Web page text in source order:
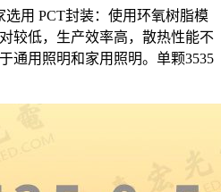
选用 PCT封装：使用环氧树脂模
较低，生产效率高，散热性能不
通用照明和家用照明。单颗3535